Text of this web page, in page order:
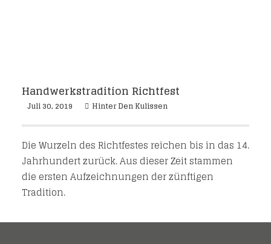
Handwerkstradition Richtfest
Juli 30, 2019 Hinter Den Kulissen
Die Wurzeln des Richtfestes reichen bis in das 14.
Jahrhundert zurück. Aus dieser Zeit stammen
die ersten Aufzeichnungen der zünftigen
Tradition.